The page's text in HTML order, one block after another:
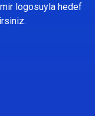
logosuyla hedef